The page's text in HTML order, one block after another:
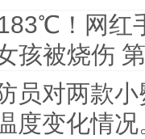
员对两款
度变化情